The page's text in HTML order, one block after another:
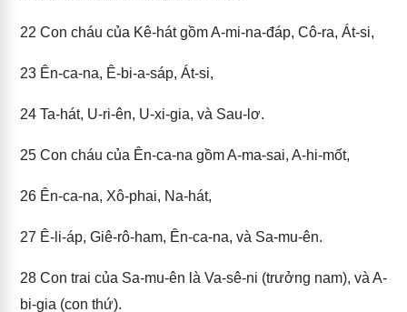
22 Con cháu của Kê-hát gồm A-mi-na-đáp, Cô-ra, Át-si,
23 Ên-ca-na, Ê-bi-a-sáp, Át-si,
24 Ta-hát, U-ri-ên, U-xi-gia, và Sau-lơ.
25 Con cháu của Ên-ca-na gồm A-ma-sai, A-hi-mốt,
26 Ên-ca-na, Xô-phai, Na-hát,
27 Ê-li-áp, Giê-rô-ham, Ên-ca-na, và Sa-mu-ên.
28 Con trai của Sa-mu-ên là Va-sê-ni (trưởng nam), và A-
bi-gia (con thứ).